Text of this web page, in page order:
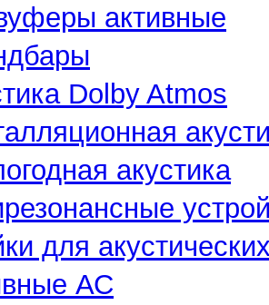
активные
Dolby Atmos
акустика
для
АС